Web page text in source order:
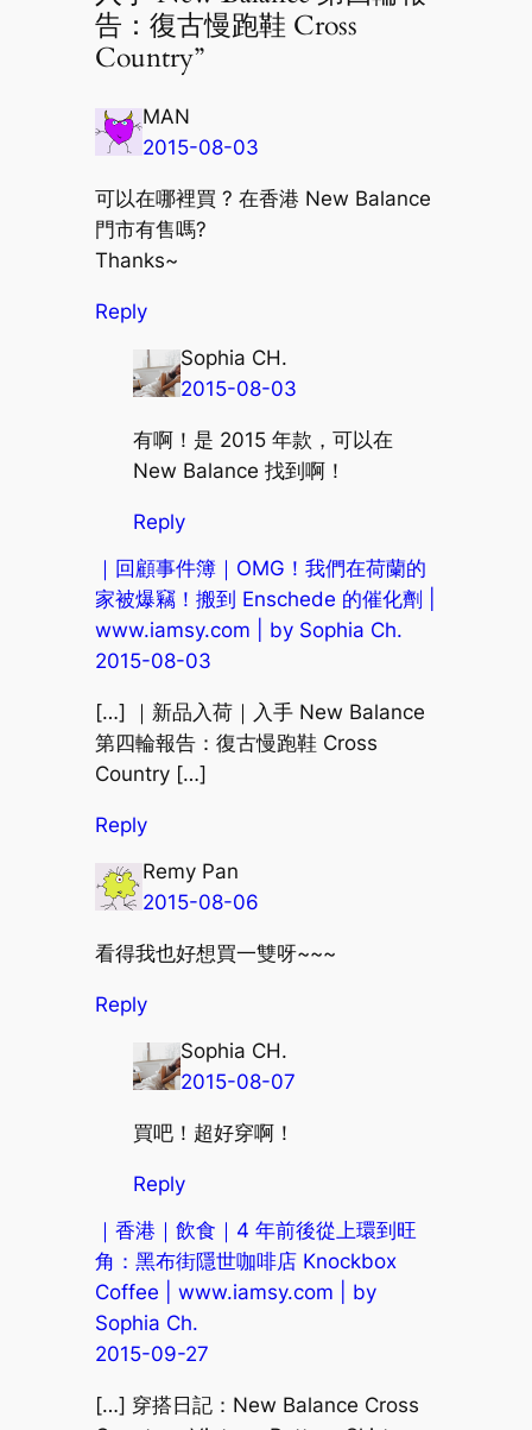
告：復古慢跑鞋 Cross
Country”
MAN
2015-08-03
可以在哪裡買 ? 在香港 New Balance
門市有售嗎?
Thanks~
Reply
Sophia CH.
2015-08-03
有啊！是 2015 年款，可以在
New Balance 找到啊！
Reply
｜回顧事件簿｜OMG！我們在荷蘭的
家被爆竊！搬到 Enschede 的催化劑 |
www.iamsy.com | by Sophia Ch.
2015-08-03
[…] ｜新品入荷｜入手 New Balance
第四輪報告：復古慢跑鞋 Cross
Country […]
Reply
Remy Pan
2015-08-06
看得我也好想買一雙呀~~~
Reply
Sophia CH.
2015-08-07
買吧！超好穿啊！
Reply
｜香港｜飲食｜4 年前後從上環到旺
角：黑布街隱世咖啡店 Knockbox
Coffee | www.iamsy.com | by
Sophia Ch.
2015-09-27
[…] 穿搭日記：New Balance Cross